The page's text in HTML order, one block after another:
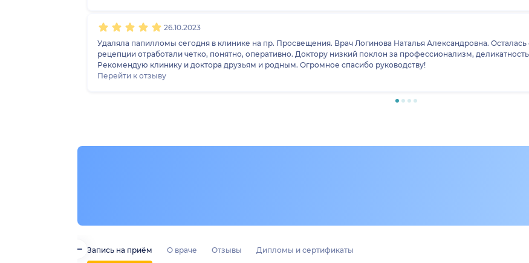
Запись на приём О враче Отзывы Дипломы и сертификаты
26.10.2023
Удаляла папилломы сегодня в клинике на пр. Просвещения. Врач Логинова Наталья Александровна. Осталась
рецепции отработали четко, понятно, оперативно. Доктору низкий поклон за профессионализм,
Рекомендую клинику и доктора друзьям и родным. Огромное спасибо руководству!
Перейти к отзыву